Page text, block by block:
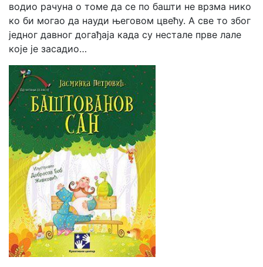
водио рачуна о томе да се по башти не врзма нико
ко би могао да науди његовом цвећу. А све то због
једног давног догађаја када су нестале прве лале
које је засадио…